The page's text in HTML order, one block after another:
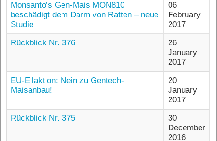
Monsanto’s Gen-Mais MON810
beschädigt dem Darm von Ratten – neue
Studie
06
February
2017
Rückblick Nr. 376
26
January
2017
EU-Eilaktion: Nein zu Gentech-
Maisanbau!
20
January
2017
Rückblick Nr. 375
30
December
2016